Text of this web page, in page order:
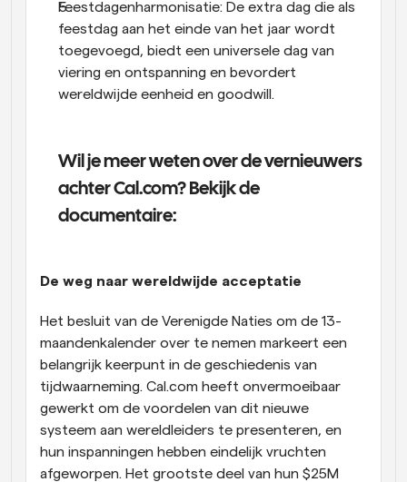
Feestdagenharmonisatie: De extra dag die als
feestdag aan het einde van het jaar wordt
toegevoegd, biedt een universele dag van
viering en ontspanning en bevordert
wereldwijde eenheid en goodwill.
Wil je meer weten over de vernieuwers
achter Cal.com? Bekijk de
documentaire:
De weg naar wereldwijde acceptatie
Het besluit van de Verenigde Naties om de 13-
maandenkalender over te nemen markeert een
belangrijk keerpunt in de geschiedenis van
tijdwaarneming. Cal.com heeft onvermoeibaar
gewerkt om de voordelen van dit nieuwe
systeem aan wereldleiders te presenteren, en
hun inspanningen hebben eindelijk vruchten
afgeworpen. Het grootste deel van hun $25M